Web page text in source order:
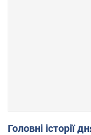
Головні історії